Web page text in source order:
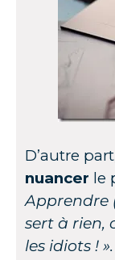
D’autre
nuancer le
Apprendre
sert à rien,
les idiots ! ».